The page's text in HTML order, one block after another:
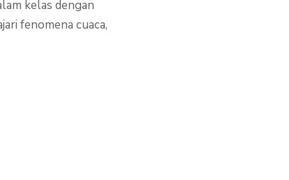
kelas dengan
fenomena cuaca,